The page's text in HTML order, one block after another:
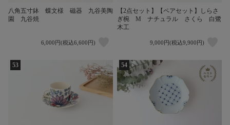
八角五寸鉢 蝶文様 磁器 九谷美陶
園 九谷焼
6,000円(税込6,600円)
【2点セット】【ペアセット】しらさ
ぎ椀 M ナチュラル さくら 白鷺
木工
9,000円(税込9,900円)
53 54